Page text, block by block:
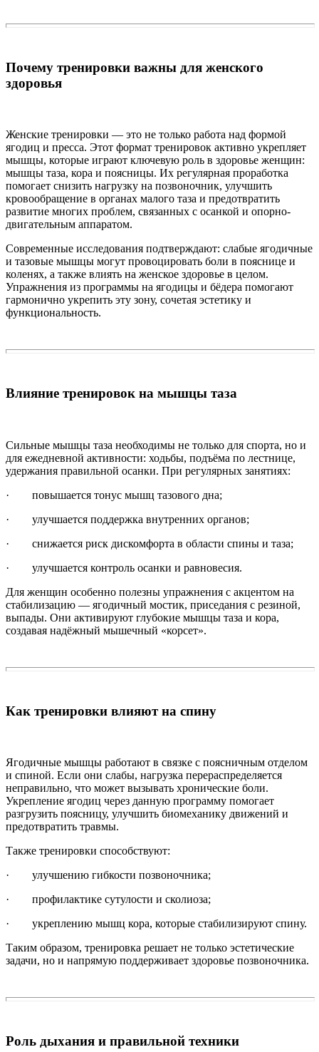
Почему тренировки важны для женского
здоровья
Женские тренировки — это не только работа над формой
ягодиц и пресса. Этот формат тренировок активно укрепляет
мышцы, которые играют ключевую роль в здоровье женщин:
мышцы таза, кора и поясницы. Их регулярная проработка
помогает снизить нагрузку на позвоночник, улучшить
кровообращение в органах малого таза и предотвратить
развитие многих проблем, связанных с осанкой и опорно-
двигательным аппаратом.
Современные исследования подтверждают: слабые ягодичные
и тазовые мышцы могут провоцировать боли в пояснице и
коленях, а также влиять на женское здоровье в целом.
Упражнения из программы на ягодицы и бёдера помогают
гармонично укрепить эту зону, сочетая эстетику и
функциональность.
Влияние тренировок на мышцы таза
Сильные мышцы таза необходимы не только для спорта, но и
для ежедневной активности: ходьбы, подъёма по лестнице,
удержания правильной осанки. При регулярных занятиях:
· повышается тонус мышц тазового дна;
· улучшается поддержка внутренних органов;
· снижается риск дискомфорта в области спины и таза;
· улучшается контроль осанки и равновесия.
Для женщин особенно полезны упражнения с акцентом на
стабилизацию — ягодичный мостик, приседания с резиной,
выпады. Они активируют глубокие мышцы таза и кора,
создавая надёжный мышечный «корсет».
Как тренировки влияют на спину
Ягодичные мышцы работают в связке с поясничным отделом
и спиной. Если они слабы, нагрузка перераспределяется
неправильно, что может вызывать хронические боли.
Укрепление ягодиц через данную программу помогает
разгрузить поясницу, улучшить биомеханику движений и
предотвратить травмы.
Также тренировки способствуют:
· улучшению гибкости позвоночника;
· профилактике сутулости и сколиоза;
· укреплению мышц кора, которые стабилизируют спину.
Таким образом, тренировка решает не только эстетические
задачи, но и напрямую поддерживает здоровье позвоночника.
Роль дыхания и правильной техники